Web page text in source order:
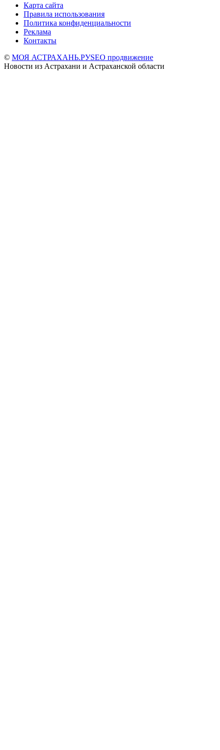
Карта сайта
Правила использования
Политика конфиденциальности
Реклама
Контакты
© МОЯ АСТРАХАНЬ.РУSEO продвижение
Новости из Астрахани и Астраханской области